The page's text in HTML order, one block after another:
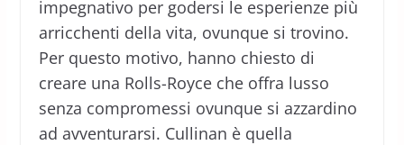
impegnativo per godersi le esperienze più
arricchenti della vita, ovunque si trovino.
Per questo motivo, hanno chiesto di
creare una Rolls-Royce che offra lusso
senza compromessi ovunque si azzardino
ad avventurarsi. Cullinan è quella